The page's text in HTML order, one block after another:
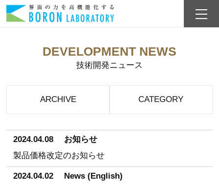
DEVELOPMENT NEWS
技術開発ニュース
ARCHIVE CATEGORY
2024.04.08
お知らせ
製品価格改定のお知らせ
2024.04.02
News (English)